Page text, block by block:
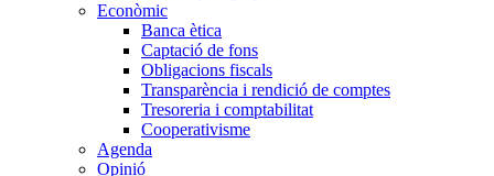
Econòmic
Banca ètica
Captació de fons
Obligacions fiscals
Transparència i rendició de comptes
Tresoreria i comptabilitat
Cooperativisme
Agenda
Opinió